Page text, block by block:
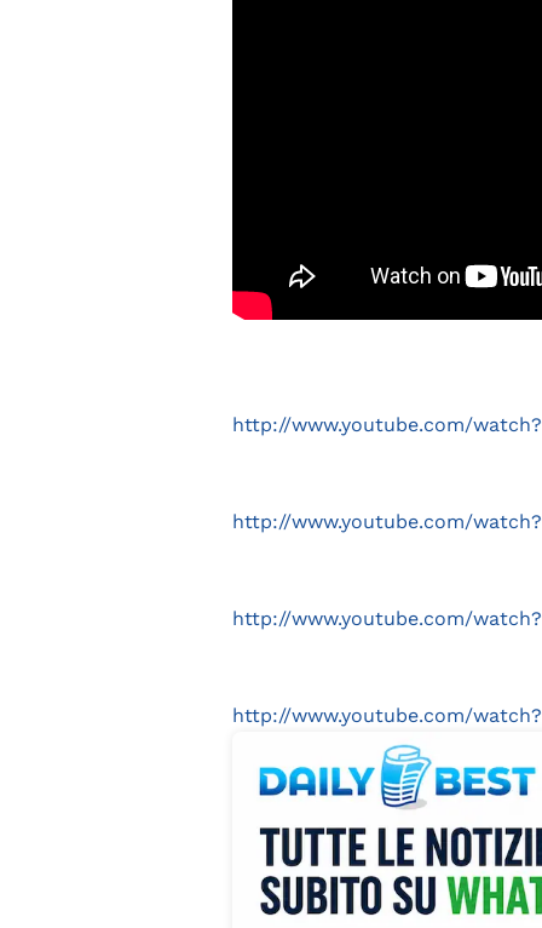
http://www.youtube.com/
http://www.youtube.com/
http://www.youtube.com/
http://www.youtube.com/